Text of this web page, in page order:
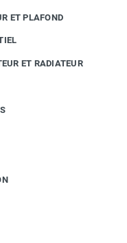
ET PLAFOND
ET RADIATEUR